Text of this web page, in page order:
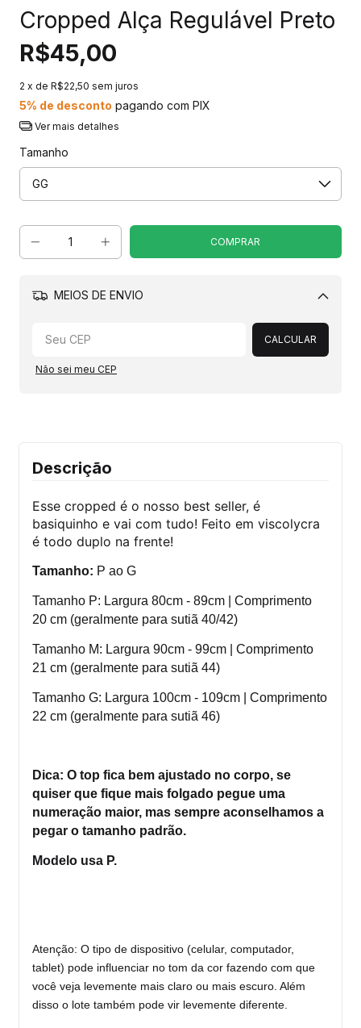
Cropped Alça Regulável Preto
R$45,00
2 x de R$22,50 sem juros
5% de desconto pagando com PIX
Ver mais detalhes
Tamanho
MEIOS DE ENVIO
Alterar CEP
CALCULAR
Não sei meu CEP
Descrição
Esse cropped é o nosso best seller, é
basiquinho e vai com tudo! Feito em viscolycra
é todo duplo na frente!
Tamanho: P ao G
Tamanho P: Largura 80cm - 89cm | Comprimento
20 cm (geralmente para sutiã 40/42)
Tamanho M: Largura 90cm - 99cm | Comprimento
21 cm (geralmente para sutiã 44)
Tamanho G: Largura 100cm - 109cm | Comprimento
22 cm (geralmente para sutiã 46)
Dica: O top fica bem ajustado no corpo, se
quiser que fique mais folgado pegue uma
numeração maior, mas sempre aconselhamos a
pegar o tamanho padrão.
Modelo usa P.
Atenção: O tipo de dispositivo (celular, computador,
tablet) pode influenciar no tom da cor fazendo com que
você veja levemente mais claro ou mais escuro. Além
disso o lote também pode vir levemente diferente.